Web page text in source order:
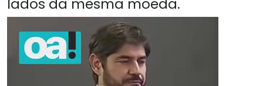
lados da mesma moeda.